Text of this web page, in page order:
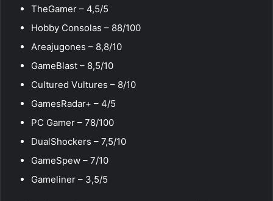
TheGamer – 4,5/5
Hobby Consolas – 88/100
Areajugones – 8,8/10
GameBlast – 8,5/10
Cultured Vultures – 8/10
GamesRadar+ – 4/5
PC Gamer – 78/100
DualShockers – 7,5/10
GameSpew – 7/10
Gameliner – 3,5/5